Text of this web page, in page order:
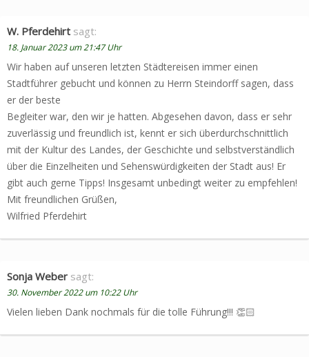
W. Pferdehirt sagt:
18. Januar 2023 um 21:47 Uhr
Wir haben auf unseren letzten Städtereisen immer einen
Stadtführer gebucht und können zu Herrn Steindorff sagen, dass
er der beste
Begleiter war, den wir je hatten. Abgesehen davon, dass er sehr
zuverlässig und freundlich ist, kennt er sich überdurchschnittlich
mit der Kultur des Landes, der Geschichte und selbstverständlich
über die Einzelheiten und Sehenswürdigkeiten der Stadt aus! Er
gibt auch gerne Tipps! Insgesamt unbedingt weiter zu empfehlen!
Mit freundlichen Grüßen,
Wilfried Pferdehirt
Sonja Weber sagt:
30. November 2022 um 10:22 Uhr
Vielen lieben Dank nochmals für die tolle Führung!!! 👏🏻